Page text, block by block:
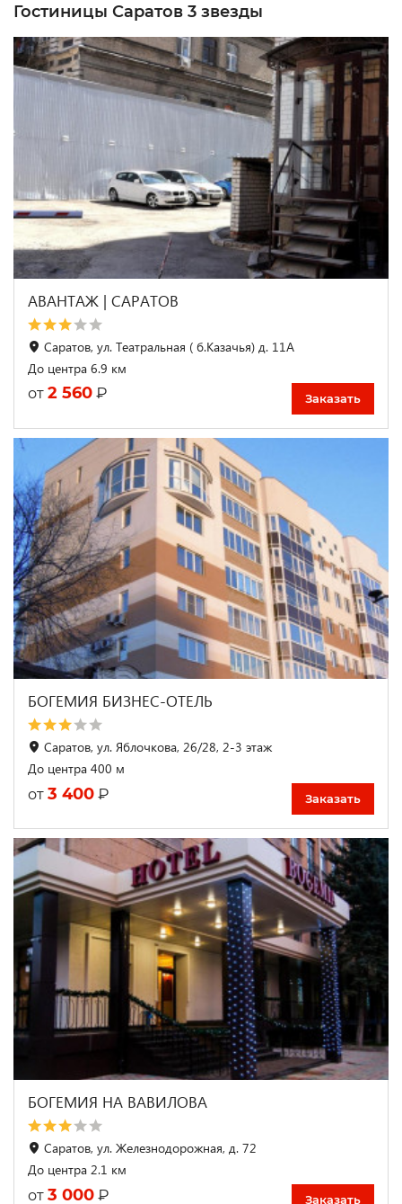
Гостиницы Саратов 3 звезды
АВАНТАЖ | САРАТОВ
Саратов, ул. Театральная ( б.Казачья) д. 11А
До центра 6.9 км
от 2 560 ₽ Заказать
БОГЕМИЯ БИЗНЕС-ОТЕЛЬ
Саратов, ул. Яблочкова, 26/28, 2-3 этаж
До центра 400 м
от 3 400 ₽ Заказать
БОГЕМИЯ НА ВАВИЛОВА
Саратов, ул. Железнодорожная, д. 72
До центра 2.1 км
от 3 000 ₽ Заказать